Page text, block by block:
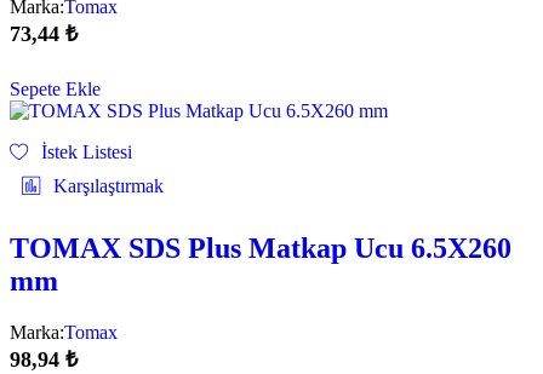
Marka:Tomax
73,44 ₺
Sepete Ekle
İstek Listesi
Karşılaştırmak
TOMAX SDS Plus Matkap Ucu 6.5X260
mm
Marka:Tomax
98,94 ₺